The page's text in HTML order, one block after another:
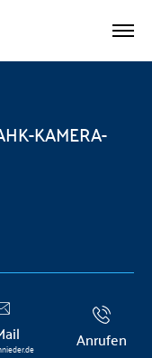
KAMERA-
Anrufen